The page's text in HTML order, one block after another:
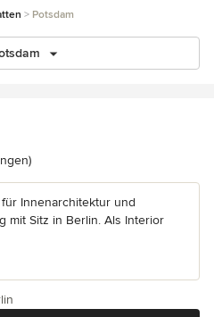
Potsdam
5 von 5 Sternen
Innenarchitektur und
mit Sitz in Berlin. Als Interior